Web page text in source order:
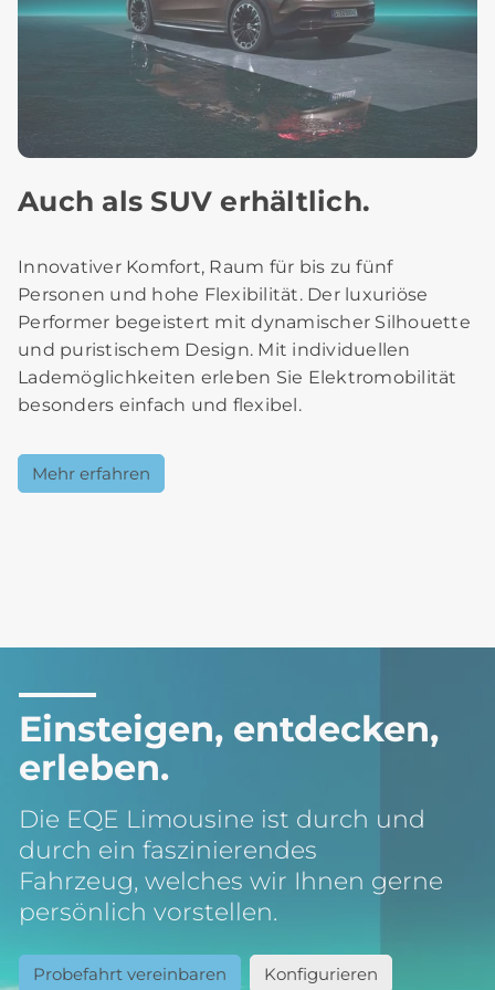
Auch als SUV erhältlich.
Innovativer Komfort, Raum für bis zu fünf
Personen und hohe Flexibilität. Der luxuriöse
Performer begeistert mit dynamischer Silhouette
und puristischem Design. Mit individuellen
Lademöglichkeiten erleben Sie Elektromobilität
besonders einfach und flexibel.
Mehr erfahren
Einsteigen, entdecken,
erleben.
Die EQE Limousine ist durch und
durch ein faszinierendes
Fahrzeug, welches wir Ihnen gerne
persönlich vorstellen.
Probefahrt vereinbaren Konfigurieren